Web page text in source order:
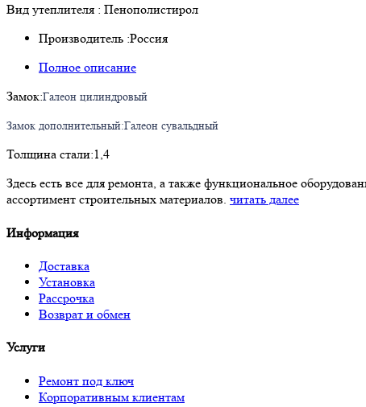
Вид утеплителя : Пенополистирол
Производитель :Россия
Полное описание
Замок:Галеон цилиндровый
Замок дополнительный:Галеон сувальдный
Толщина стали:1,4
Здесь есть все для ремонта, а также функциональное
ассортимент строительных материалов. читать далее
Информация
Доставка
Установка
Рассрочка
Возврат и обмен
Услуги
Ремонт под ключ
Корпоративным клиентам